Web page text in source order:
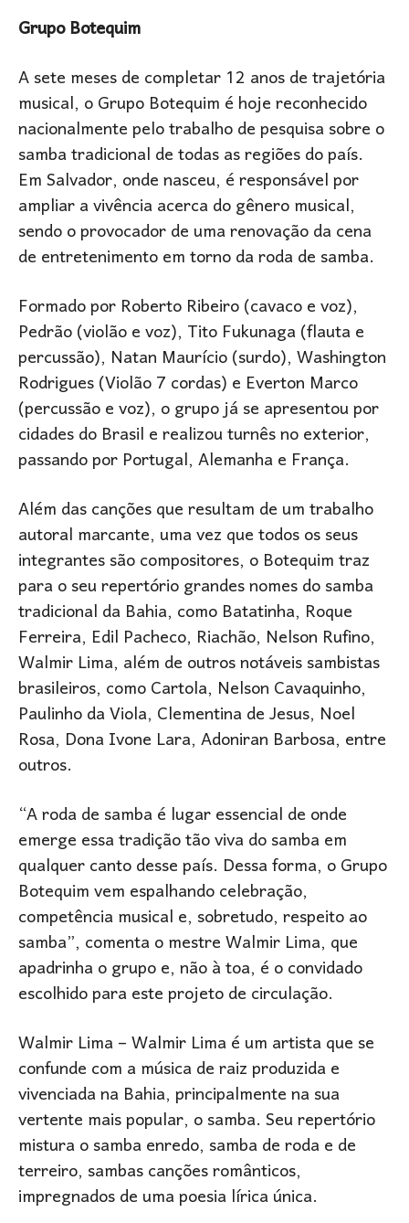
Grupo Botequim
A sete meses de completar 12 anos de trajetória
musical, o Grupo Botequim é hoje reconhecido
nacionalmente pelo trabalho de pesquisa sobre o
samba tradicional de todas as regiões do país.
Em Salvador, onde nasceu, é responsável por
ampliar a vivência acerca do gênero musical,
sendo o provocador de uma renovação da cena
de entretenimento em torno da roda de samba.
Formado por Roberto Ribeiro (cavaco e voz),
Pedrão (violão e voz), Tito Fukunaga (flauta e
percussão), Natan Maurício (surdo), Washington
Rodrigues (Violão 7 cordas) e Everton Marco
(percussão e voz), o grupo já se apresentou por
cidades do Brasil e realizou turnês no exterior,
passando por Portugal, Alemanha e França.
Além das canções que resultam de um trabalho
autoral marcante, uma vez que todos os seus
integrantes são compositores, o Botequim traz
para o seu repertório grandes nomes do samba
tradicional da Bahia, como Batatinha, Roque
Ferreira, Edil Pacheco, Riachão, Nelson Rufino,
Walmir Lima, além de outros notáveis sambistas
brasileiros, como Cartola, Nelson Cavaquinho,
Paulinho da Viola, Clementina de Jesus, Noel
Rosa, Dona Ivone Lara, Adoniran Barbosa, entre
outros.
“A roda de samba é lugar essencial de onde
emerge essa tradição tão viva do samba em
qualquer canto desse país. Dessa forma, o Grupo
Botequim vem espalhando celebração,
competência musical e, sobretudo, respeito ao
samba”, comenta o mestre Walmir Lima, que
apadrinha o grupo e, não à toa, é o convidado
escolhido para este projeto de circulação.
Walmir Lima – Walmir Lima é um artista que se
confunde com a música de raiz produzida e
vivenciada na Bahia, principalmente na sua
vertente mais popular, o samba. Seu repertório
mistura o samba enredo, samba de roda e de
terreiro, sambas canções românticos,
impregnados de uma poesia lírica única.